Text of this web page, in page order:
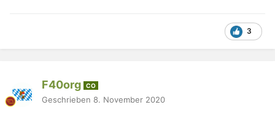
3
F40org CO
Geschrieben 8. November 2020